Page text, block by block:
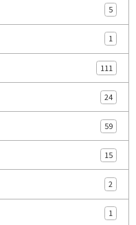
5
1
111
24
59
15
2
1